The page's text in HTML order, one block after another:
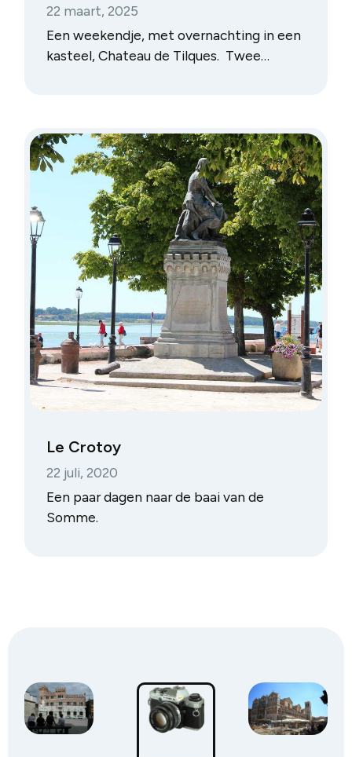
22 maart, 2025
Een weekendje, met overnachting in een
kasteel, Chateau de Tilques. Twee
Le Crotoy
22 juli, 2020
Een paar dagen naar de baai van de
Somme.